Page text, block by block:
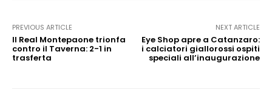
PREVIOUS ARTICLE
Il Real Montepaone trionfa
contro il Taverna: 2-1 in
trasferta
NEXT ARTICLE
Eye Shop apre a Catanzaro:
i calciatori giallorossi ospiti
speciali all’inaugurazione